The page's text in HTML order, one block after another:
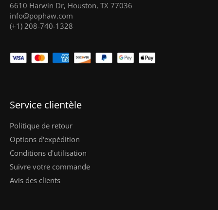
6610 Harwin Dr, Houston, TX 77036
info@pophaw.com
(+1) 208-740-1328
Service clientèle
Politique de retour
Options d'expédition
Conditions d'utilisation
Suivre votre commande
Avis des clients